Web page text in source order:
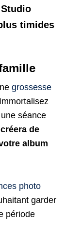
timides
grossesse
séance
de
album
photo
garder
période